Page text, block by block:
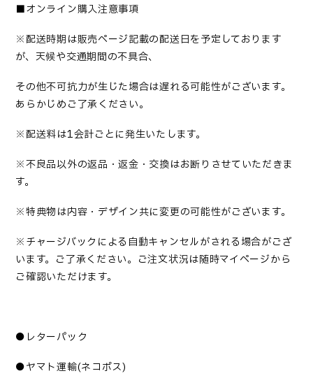
■オンライン購入注意事項
※配送時期は販売ページ記載の配送日を予定しております
が、天候や交通期間の不具合、
その他不可抗力が生じた場合は遅れる可能性がございます。
あらかじめご了承ください。
※配送料は1会計ごとに発生いたします。
※不良品以外の返品・返金・交換はお断りさせていただきま
す。
※特典物は内容・デザイン共に変更の可能性がございます。
※チャージバックによる自動キャンセルがされる場合がござ
います。ご了承ください。ご注文状況は随時マイページから
ご確認いただけます。
●レターパック
●ヤマト運輸(ネコポス)